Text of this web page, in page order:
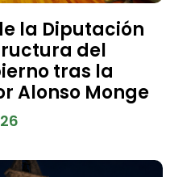
la Diputación
del
tras la
Alonso Monge